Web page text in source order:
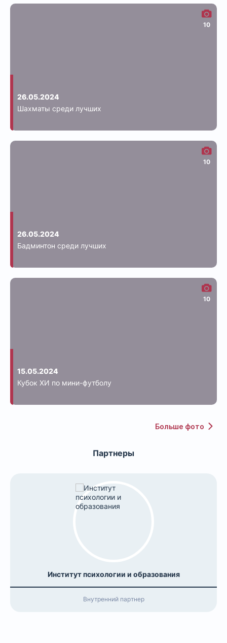
26.05.2024
Шахматы среди лучших
10
26.05.2024
Бадминтон среди лучших
10
15.05.2024
Кубок ХИ по мини-футболу
10
Больше фото
Партнеры
Институт психологии и образования
Внутренний партнер